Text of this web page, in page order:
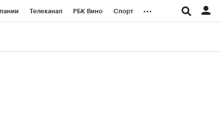
Телеканал РБК Вино Спорт ...